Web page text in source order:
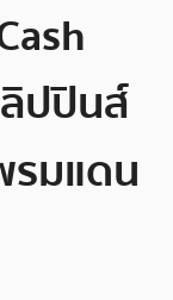
ปปินส์
รมแดน